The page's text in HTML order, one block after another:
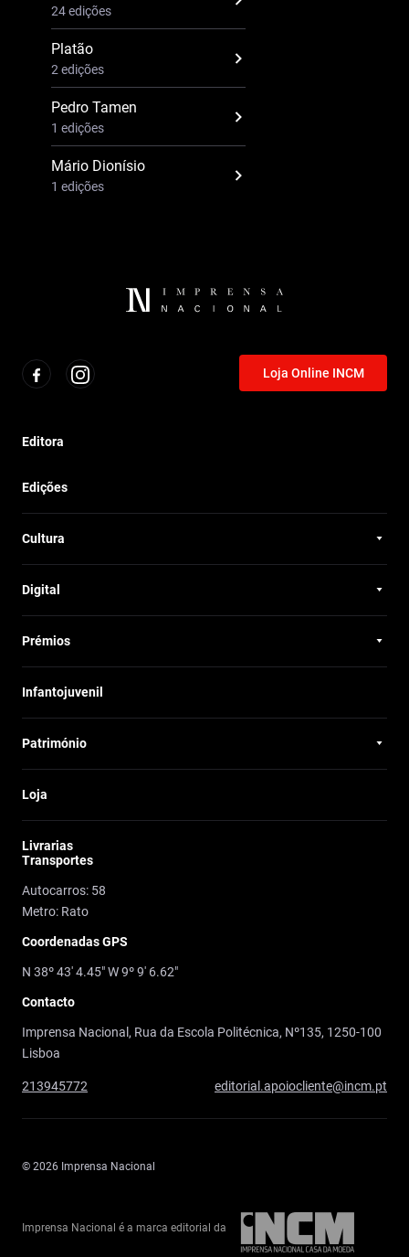
24 edições
Platão
2 edições
Pedro Tamen
1 edições
Mário Dionísio
1 edições
Loja Online INCM
Editora
Edições
Cultura
Digital
Prémios
Infantojuvenil
Património
Loja
Livrarias
Transportes
Autocarros: 58
Metro: Rato
Coordenadas GPS
N 38º 43' 4.45" W 9º 9' 6.62"
Contacto
Imprensa Nacional, Rua da Escola Politécnica, Nº135, 1250-100
Lisboa
213945772 editorial.apoiocliente@incm.pt
© 2026 Imprensa Nacional
Imprensa Nacional é a marca editorial da